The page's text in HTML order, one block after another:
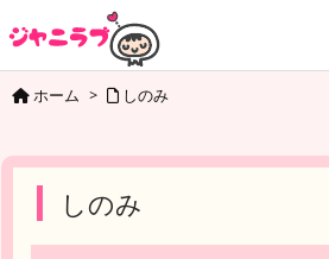
ホーム > しのみ
しのみ